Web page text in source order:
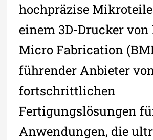
hochpräzise
einem 3D-Drucker von
Micro Fabrication
führender Anbieter
fortschrittlichen
Fertigungslösungen
Anwendungen, die